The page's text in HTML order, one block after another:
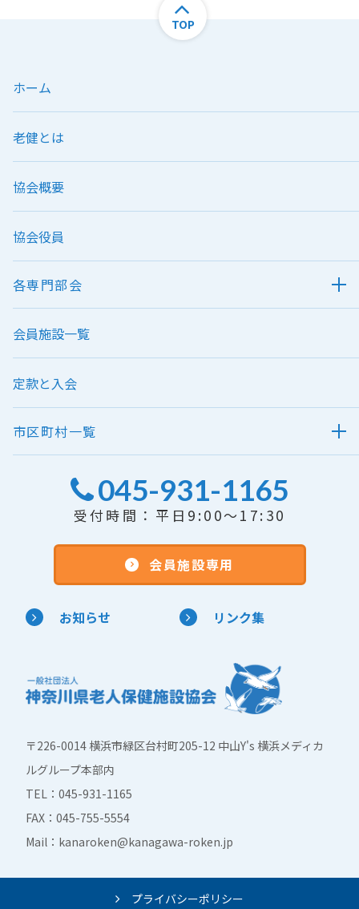
TOP
〒226-0014 横浜市緑区台村町205-12 中山Y's 横浜メディカ
ルグループ本部内
TEL：045-931-1165
FAX：045-755-5554
Mail：kanaroken@kanagawa-roken.jp
ホーム
老健とは
協会概要
協会役員
各専門部会
会員施設一覧
定款と入会
市区町村一覧
045-931-1165
受付時間：平日9:00～17:30
会員施設専用
お知らせ リンク集
プライバシーポリシー